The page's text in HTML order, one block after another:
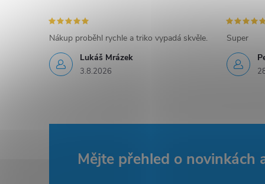
r
v
k
v
Lukáš Mrázek
3.8.2026
Nákup proběhl rychle a triko vypadá skvěle.
Super
Mějte přehled o novinkách